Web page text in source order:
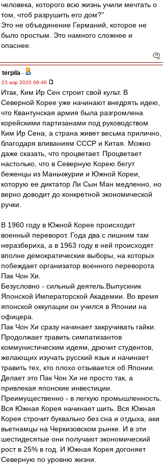
человека, которого всю жизнь учили мечтать о
том, чтоб разрушить его дом?"
Это не объединение Германий, которое не
было простым. Это намного сложнее и
опаснее.
terpila -
23 апр 2020 08:46
Итак, Ким Ир Сен строит свой культ. В
Северной Корее уже начинают внедрять идею,
что Квантунская армия была разгромлена
корейскими партизанами под руководством
Ким Ир Сена, а страна живет весьма прилично,
благодаря вливаниям СССР и Китая. Можно
даже сказать, что процветает. Процветает
настолько, что в Северную Корею бегут
беженцы из Маньчжурии и Южной Кореи,
которую ее диктатор Ли Сын Ман медленно, но
верно доводит до конкретной экономической
ручки.
В 1960 году в Южной Корее происходит
военный переворот. Года два с лишним там
неразбериха, а в 1963 году в ней происходят
вполне демократические выборы, на которых
побеждает организатор военного переворота
Пак Чон Хи.
Безусловно - сильный деятель.Выпускник
Японской Императорской Академии. Во время
японской оккупации он учился в Японии на
офицера.
Пак Чон Хи сразу начинает закручивать гайки.
Продолжает травить симпатизантов
коммунистическим идеям, дрючит студентов,
желающих изучать русский язык и начинает
травить тех, кто плохо отзывается об Японии.
Делает это Пак Чон Хи не просто так, а
привлекая японские инвестиции.
Преимущественно - в легкую промышленность.
Вся Южная Корея начинает шить. Вся Южная
Корея строчит буквально без сна и отдыха, аки
вьетнамцы на Черкизовском рынке. И в эти
шестидесятые они получают экономический
рост в 25% в год. И Южная Корея догоняет
Северную по уровню жизни.